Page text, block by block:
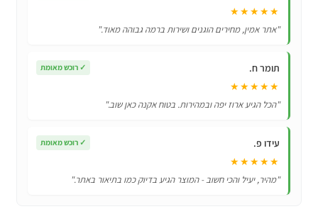
★★★★★
"אתר אמין, מחירים הוגנים ושירות ברמה גבוהה מאוד."
תומר ח. ✓ רוכש מאומת
★★★★★
"הכל הגיע ארוז יפה ובמהירות. בטוח אקנה כאן שוב."
עידו פ. ✓ רוכש מאומת
★★★★★
"מהיר, יעיל והכי חשוב - המוצר הגיע בדיוק כמו בתיאור באתר."